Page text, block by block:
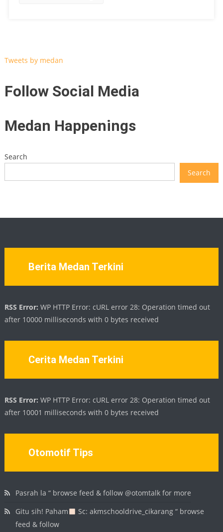
Tweets by medan
Follow Social Media
Medan Happenings
Search
Search
Berita Medan Terkini
RSS Error: WP HTTP Error: cURL error 28: Operation timed out
after 10000 milliseconds with 0 bytes received
Cerita Medan Terkini
RSS Error: WP HTTP Error: cURL error 28: Operation timed out
after 10001 milliseconds with 0 bytes received
Otomotif Tips
Pasrah la “ browse feed & follow @otomtalk for more
Gitu sih! Paham
Sc: akmschooldrive_cikarang “ browse
feed & follow